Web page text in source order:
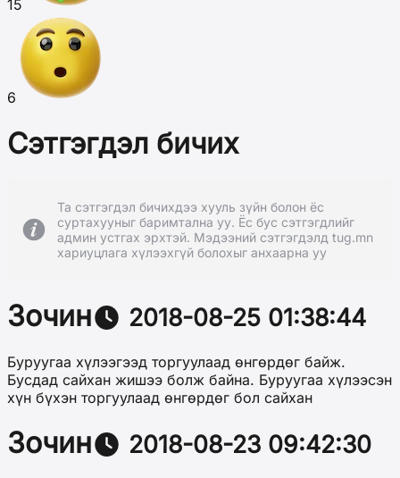
15
6
Сэтгэгдэл бичих
Та сэтгэгдэл бичихдээ хууль зүйн болон ёс
суртахууныг баримтална уу. Ёс бус сэтгэгдлийг
админ устгах эрхтэй. Мэдээний сэтгэгдэлд tug.mn
хариуцлага хүлээхгүй болохыг анхаарна уу
Зочин 2018-08-25 01:38:44
Буруугаа хүлээгээд торгуулаад өнгөрдөг байж.
Бусдад сайхан жишээ болж байна. Буруугаа хүлээсэн
хүн бүхэн торгуулаад өнгөрдөг бол сайхан
Зочин 2018-08-23 09:42:30